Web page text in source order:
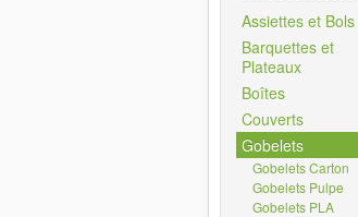
Assiettes et Bols
Barquettes et
Plateaux
Boîtes
Couverts
Gobelets
Gobelets Carton
Gobelets Pulpe
Gobelets PLA